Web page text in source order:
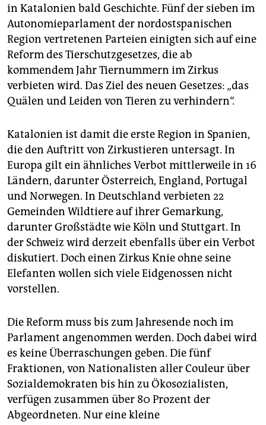
abo
genossenschaft
epaper login
in Katalonien bald Geschichte. Fünf der sieben im
Autonomieparlament der nordostspanischen
Region vertretenen Parteien einigten sich auf eine
Reform des Tierschutzgesetzes, die ab
kommendem Jahr Tiernummern im Zirkus
verbieten wird. Das Ziel des neuen Gesetzes: „das
Quälen und Leiden von Tieren zu verhindern“.
Katalonien ist damit die erste Region in Spanien,
die den Auftritt von Zirkustieren untersagt. In
Europa gilt ein ähnliches Verbot mittlerweile in 16
Ländern, darunter Österreich, England, Portugal
und Norwegen. In Deutschland verbieten 22
Gemeinden Wildtiere auf ihrer Gemarkung,
darunter Großstädte wie Köln und Stuttgart. In
der Schweiz wird derzeit ebenfalls über ein Verbot
diskutiert. Doch einen Zirkus Knie ohne seine
Elefanten wollen sich viele Eidgenossen nicht
vorstellen.
Die Reform muss bis zum Jahresende noch im
Parlament angenommen werden. Doch dabei wird
es keine Überraschungen geben. Die fünf
Fraktionen, von Nationalisten aller Couleur über
Sozialdemokraten bis hin zu Ökosozialisten,
verfügen zusammen über 80 Prozent der
Abgeordneten. Nur eine kleine